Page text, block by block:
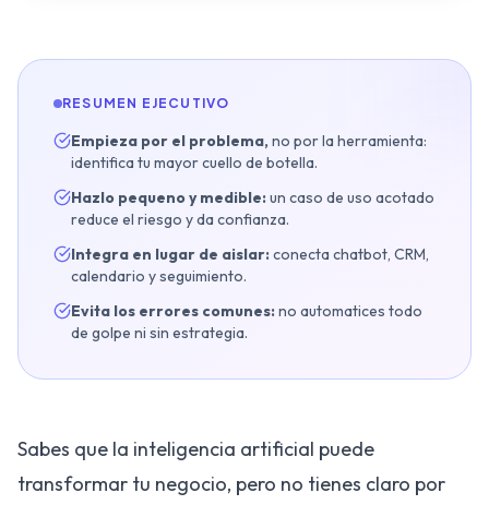
Blog y Noticias
Agendar Auditoría IA Gratis
RESUMEN EJECUTIVO
Empieza por el problema, no por la herramienta:
identifica tu mayor cuello de botella.
Hazlo pequeno y medible:un caso de uso acotado
reduce el riesgo y da confianza.
Integra en lugar de aislar:conecta chatbot, CRM,
calendario y seguimiento.
Evita los errores comunes:no automatices todo
de golpe ni sin estrategia.
Sabes que la inteligencia artificial puede
transformar tu negocio, pero no tienes claro por